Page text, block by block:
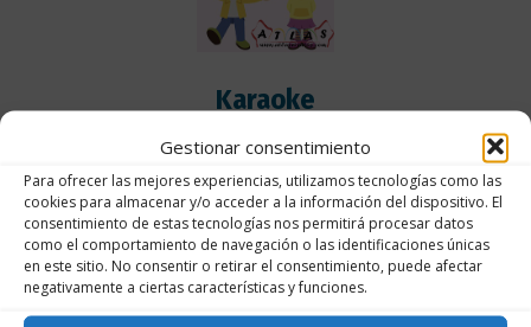
Gestionar consentimiento
Para ofrecer las mejores experiencias, utilizamos tecnologías como las
cookies para almacenar y/o acceder a la información del dispositivo. El
consentimiento de estas tecnologías nos permitirá procesar datos
como el comportamiento de navegación o las identificaciones únicas
en este sitio. No consentir o retirar el consentimiento, puede afectar
negativamente a ciertas características y funciones.
Karaoke
¿Cómo va esa voz? Karaoke para
pequeños y grandes, todos los géneros y
todos los artistas de ayer y de hoy.